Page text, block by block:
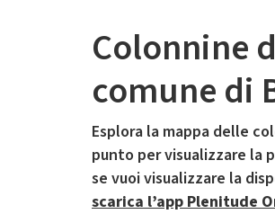
Colonnine
comune di
Esplora la mappa delle
punto per visualizzare la
se vuoi visualizzare la
scarica l’app Plenitude